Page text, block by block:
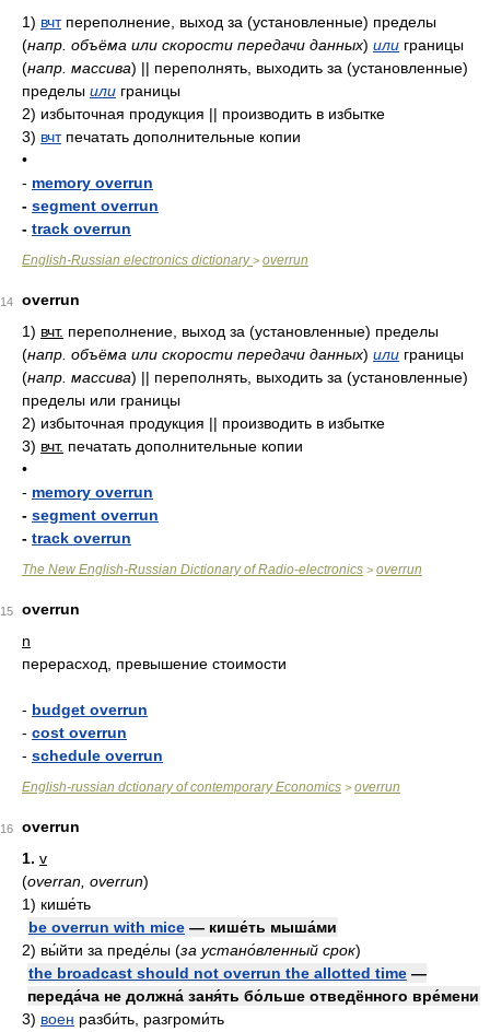
1) вчтпереполнение, выход за (установленные) пределы
(напр. объёма или скорости передачи данных) или границы
(напр. массива) || переполнять, выходить за (установленные)
пределы или границы
2) избыточная продукция || производить в избытке
3) вчтпечатать дополнительные копии
•
- memory overrun
- segment overrun
- track overrun
English-Russian electronics dictionary> overrun
14
overrun
1) вчт. переполнение, выход за (установленные) пределы
(напр. объёма или скорости передачи данных) или границы
(напр. массива) || переполнять, выходить за (установленные)
пределы или границы
2) избыточная продукция || производить в избытке
3) вчт. печатать дополнительные копии
•
- memory overrun
- segment overrun
- track overrun
The New English-Russian Dictionary of Radio-electronics > overrun
15
overrun
n
перерасход, превышение стоимости
- budget overrun
- cost overrun
- schedule overrun
English-russian dctionary of contemporary Economics > overrun
16
overrun
1. v
(overran, overrun)
1) кише́ть
be overrun with mice — кише́ть мыша́ми
2) вы́йти за преде́лы (за устано́вленный срок)
the broadcast should not overrun the allotted time —
переда́ча не должна́ заня́ть бо́льше отведённого вре́мени
3) воен разби́ть, разгроми́ть